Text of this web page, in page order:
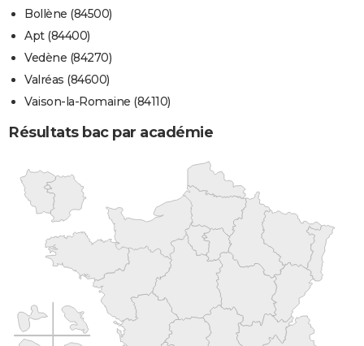
Bollène (84500)
Apt (84400)
Vedène (84270)
Valréas (84600)
Vaison-la-Romaine (84110)
Résultats bac par académie